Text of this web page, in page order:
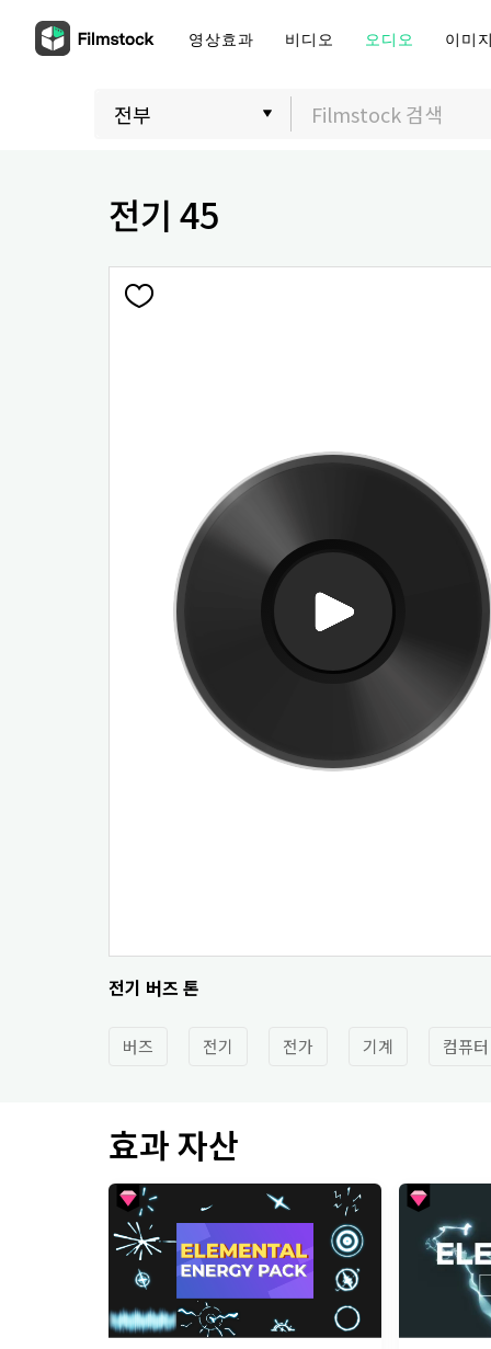
영상효과 비디오 오디오 이미
전기 45
전기 버즈 톤
버즈 전기 전가 기계 컴퓨터
효과 자산